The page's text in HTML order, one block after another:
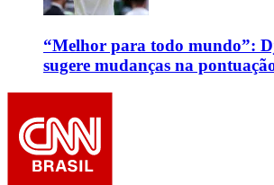
“Melhor para todo mundo”:
sugere mudanças na